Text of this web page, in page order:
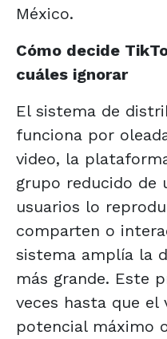
México.
Cómo decide
cuáles ignorar
El sistema de
funciona por
video, la
grupo reducido de
usuarios lo
comparten o
sistema amplía la
más grande. Este
veces hasta que el
potencial máximo